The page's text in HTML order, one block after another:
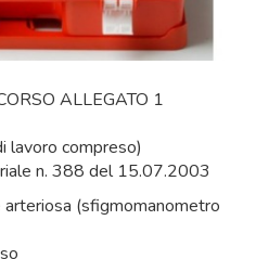
ALLEGATO 1
lavoro compreso)
n. 388 del 15.07.2003
(sfigmomanometro